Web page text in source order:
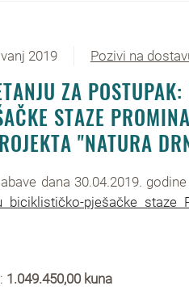
2019 Pozivi na
ZA
STAZE
"NATURA
dana 30.04.2019.
pješačke staze
1.049.450,00 kuna